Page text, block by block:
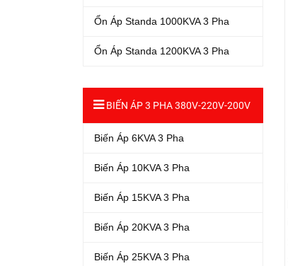
Ổn Áp Standa 1000KVA 3 Pha
Ổn Áp Standa 1200KVA 3 Pha
BIẾN ÁP 3 PHA 380V-220V-200V
Biến Áp 6KVA 3 Pha
Biến Áp 10KVA 3 Pha
Biến Áp 15KVA 3 Pha
Biến Áp 20KVA 3 Pha
Biến Áp 25KVA 3 Pha